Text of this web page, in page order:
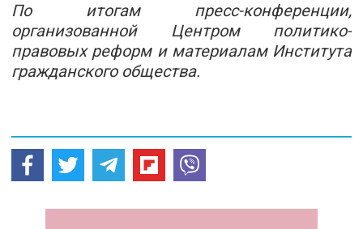
По итогам пресс-конференции,
организованной Центром политико-
правовых реформ и материалам Института
гражданского общества.